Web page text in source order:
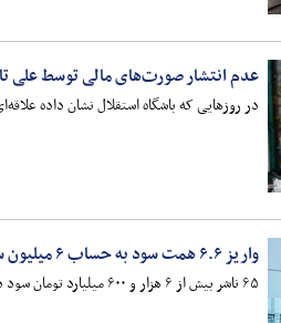
عدم انتشار صورت‌های مالی توسط علی
در روزهایی که باشگاه استقلال نشان داده
واریز ۶.۶ همت سود به حساب ۶ میلیون سهامدار
۶۵ ناشر بیش از ۶ هزار و ۶۰۰ میلیارد تومان سود در نیمه اول مهر ماه سال جاری را به حساب ۵ میلیون و ۹۴۵ هزار سهامدار از طریق اطلاعات سامانه سجام واریز کردند.